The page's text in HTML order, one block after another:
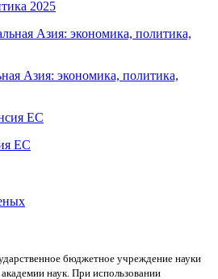
2025
Азия: экономика, политика,
ЕС
бюджетное учреждение науки
наук. При использовании